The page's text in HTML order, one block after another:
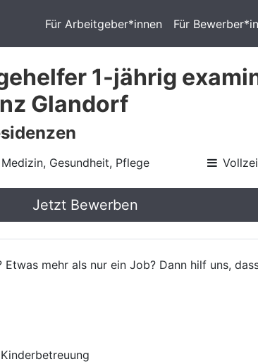
Für Arbeitgeber*innen Für
1-jährig
Glandorf
Medizin, Gesundheit, Pflege
Jetzt Bewerben
mehr als nur ein Job? Dann hilf uns,